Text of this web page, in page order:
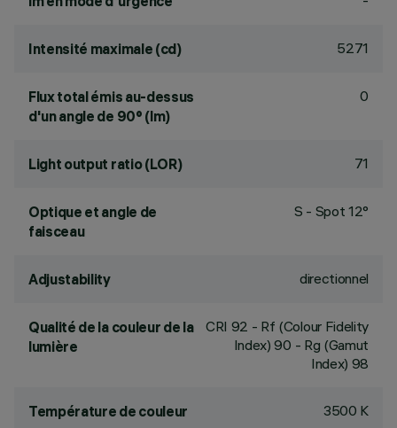
Intensité maximale (cd) 5271
Flux total émis au-dessus
d'un angle de 90° (lm)
0
Light output ratio (LOR) 71
Optique et angle de
faisceau
S - Spot 12°
Adjustability directionnel
Qualité de la couleur de la
lumière
CRI 92 - Rf (Colour Fidelity
Index) 90 - Rg (Gamut
Index) 98
Température de couleur 3500 K